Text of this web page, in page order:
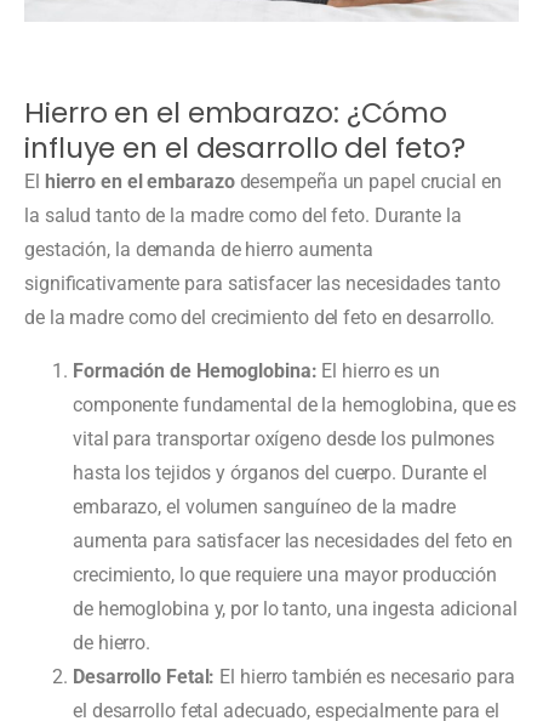
Hierro en el embarazo: ¿Cómo
influye en el desarrollo del feto?
El hierro en el embarazodesempeña un papel crucial en
la salud tanto de la madre como del feto. Durante la
gestación, la demanda de hierro aumenta
significativamente para satisfacer las necesidades tanto
de la madre como del crecimiento del feto en desarrollo.
Formación de Hemoglobina: El hierro es un
componente fundamental de la hemoglobina, que es
vital para transportar oxígeno desde los pulmones
hasta los tejidos y órganos del cuerpo. Durante el
embarazo, el volumen sanguíneo de la madre
aumenta para satisfacer las necesidades del feto en
crecimiento, lo que requiere una mayor producción
de hemoglobina y, por lo tanto, una ingesta adicional
de hierro.
Desarrollo Fetal: El hierro también es necesario para
el desarrollo fetal adecuado, especialmente para el